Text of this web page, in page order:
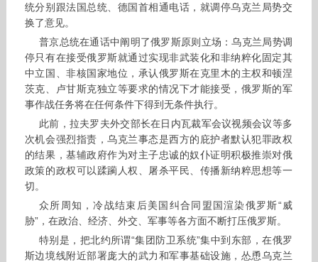
统分别跟法国总统、德国首相通电话，就调停乌克兰局势交
换了意见。
普京总统在通话中阐明了俄罗斯原则立场：乌克兰局势调
停只有在接受俄罗斯就通过实现非武装化和非纳粹化固定其
中立国、非核国家地位，承认俄罗斯在克里木的主权和顿涅
茨克、卢甘斯克独立等要求的情况下才能接受，俄罗斯的军
事作战任务将在任何条件下得到无条件执行。
此前，拉夫罗夫外交部长在日内瓦裁军会议视频会议等多
次机会强烈指责，乌克兰事态是西方的庇护者默认犯罪政权
的结果，基辅政府作为对主子忠诚的奴仆证明积极推崇对俄
政策的政权可以蹂躏人权、屠杀平民、传播新纳粹思想等一
切。
众所周知，冷战结束后美国纠合同盟国渲染俄罗斯“威
胁”，在政治、经济、外交、军事等各方面不断打压俄罗斯。
特别是，把北约所谓“集团防卫系统”集中到东部，在俄罗
斯边境线附近部署庞大的武力和军事基础设施，怂恿乌克兰